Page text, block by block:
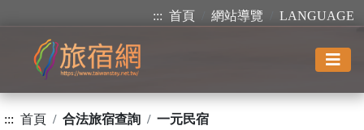
::: 首頁 網站導覽 LANGUAGE
::: 首頁 合法旅宿查詢
一元民宿